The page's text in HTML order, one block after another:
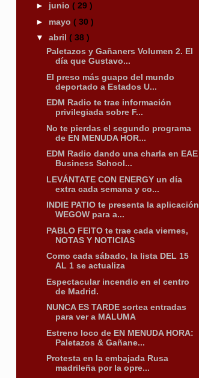
► junio ( 29 )
► mayo ( 30 )
▼ abril ( 38 )
Paletazos y Gañaners Volumen 2. El
día que Gustavo...
El preso más guapo del mundo
deportado a Estados U...
EDM Radio te trae información
privilegiada sobre F...
No te pierdas el segundo programa
de EN MENUDA HOR...
EDM Radio dando una charla en EAE
Business School...
LEVÁNTATE CON ENERGY un día
extra cada semana y co...
INDIE PATIO te presenta la aplicación
WEGOW para a...
PABLO FEITO te trae cada viernes,
NOTAS Y NOTICIAS
Como cada sábado, la lista DEL 15
AL 1 se actualiza
Espectacular incendio en el centro
de Madrid.
NUNCA ES TARDE sortea entradas
para ver a MALUMA
Estreno loco de EN MENUDA HORA:
Paletazos & Gañane...
Protesta en la embajada Rusa
madrileña por la opre...